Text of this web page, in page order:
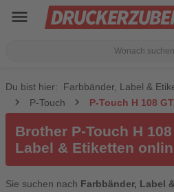
menu
Du bist hier: Farbbänder, Label &
P-Touch
P-Touch H 108 GT
Brother P-Touch H
Label & Etiketten
Sie suchen nach Farbbänder, Label